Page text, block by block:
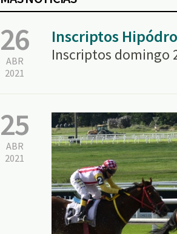
26
ABR
2021
Inscriptos
Inscriptos domingo
25
ABR
2021